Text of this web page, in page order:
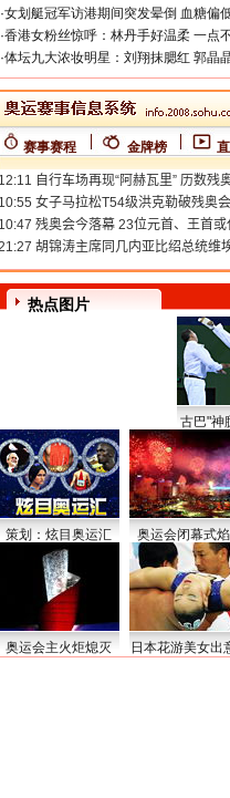
·女划艇冠军访港期间突发晕倒 血糖偏
·香港女粉丝惊呼：林丹手好温柔 一点
·体坛九大浓妆明星：刘翔抹腮红 郭晶
赛事赛程 金牌榜
热点图片
古巴"神
策划：炫目奥运汇 奥运会闭幕式
奥运会主火炬熄灭 日本花游美女出